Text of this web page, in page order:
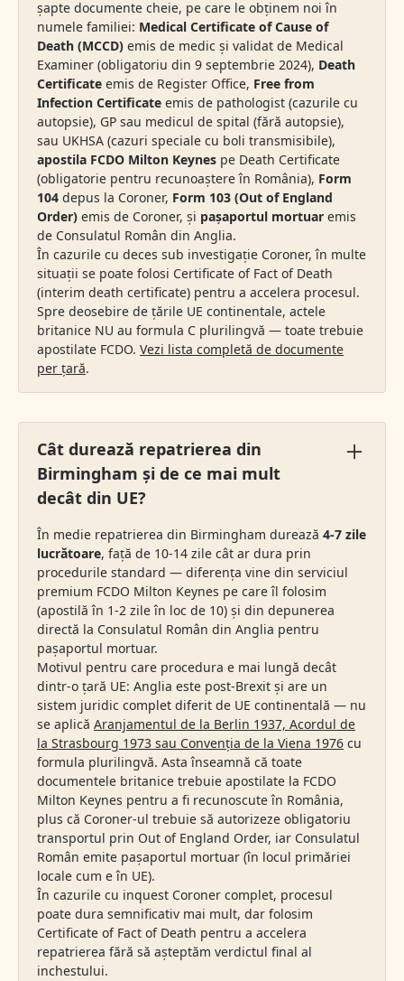
șapte documente cheie, pe care le obținem noi în
numele familiei: Medical Certificate of Cause of
Death (MCCD) emis de medic și validat de Medical
Examiner (obligatoriu din 9 septembrie 2024), Death
Certificate emis de Register Office, Free from
Infection Certificate emis de pathologist (cazurile cu
autopsie), GP sau medicul de spital (fără autopsie),
sau UKHSA (cazuri speciale cu boli transmisibile),
apostila FCDO Milton Keynes pe Death Certificate
(obligatorie pentru recunoaștere în România), Form
104 depus la Coroner, Form 103 (Out of England
Order) emis de Coroner, și pașaportul mortuar emis
de Consulatul Român din Anglia.
În cazurile cu deces sub investigație Coroner, în multe
situații se poate folosi Certificate of Fact of Death
(interim death certificate) pentru a accelera procesul.
Spre deosebire de țările UE continentale, actele
britanice NU au formula C plurilingvă — toate trebuie
apostilate FCDO. Vezi lista completă de documente
per țară.
Cât durează repatrierea din
Birmingham și de ce mai mult
decât din UE?
În medie repatrierea din Birmingham durează 4-7 zile
lucrătoare, față de 10-14 zile cât ar dura prin
procedurile standard — diferența vine din serviciul
premium FCDO Milton Keynes pe care îl folosim
(apostilă în 1-2 zile în loc de 10) și din depunerea
directă la Consulatul Român din Anglia pentru
pașaportul mortuar.
Motivul pentru care procedura e mai lungă decât
dintr-o țară UE: Anglia este post-Brexit și are un
sistem juridic complet diferit de UE continentală — nu
se aplică Aranjamentul de la Berlin 1937, Acordul de
la Strasbourg 1973 sau Convenția de la Viena 1976 cu
formula plurilingvă. Asta înseamnă că toate
documentele britanice trebuie apostilate la FCDO
Milton Keynes pentru a fi recunoscute în România,
plus că Coroner-ul trebuie să autorizeze obligatoriu
transportul prin Out of England Order, iar Consulatul
Român emite pașaportul mortuar (în locul primăriei
locale cum e în UE).
În cazurile cu inquest Coroner complet, procesul
poate dura semnificativ mai mult, dar folosim
Certificate of Fact of Death pentru a accelera
repatrierea fără să așteptăm verdictul final al
inchestului.